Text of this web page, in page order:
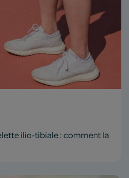
ilio-tibiale : comment la